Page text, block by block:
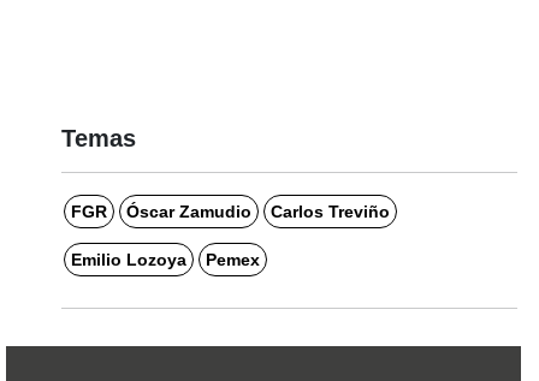
Temas
FGR Óscar Zamudio Carlos Treviño
Emilio Lozoya Pemex